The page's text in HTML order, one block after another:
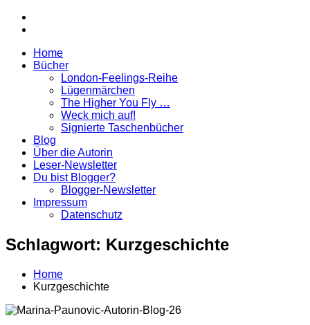
Zurück
zum
Marina
Paunovic
Home
Bücher
London-Feelings-Reihe
Lügenmärchen
The Higher You Fly …
Weck mich auf!
Signierte Taschenbücher
Blog
Über die Autorin
Leser-Newsletter
Du bist Blogger?
Blogger-Newsletter
Impressum
Datenschutz
Schlagwort: Kurzgeschichte
Home
Kurzgeschichte